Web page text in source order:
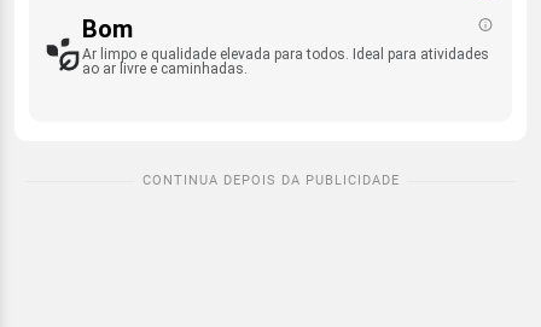
Bom
Ar limpo e qualidade elevada para todos. Ideal para atividades
ao ar livre e caminhadas.